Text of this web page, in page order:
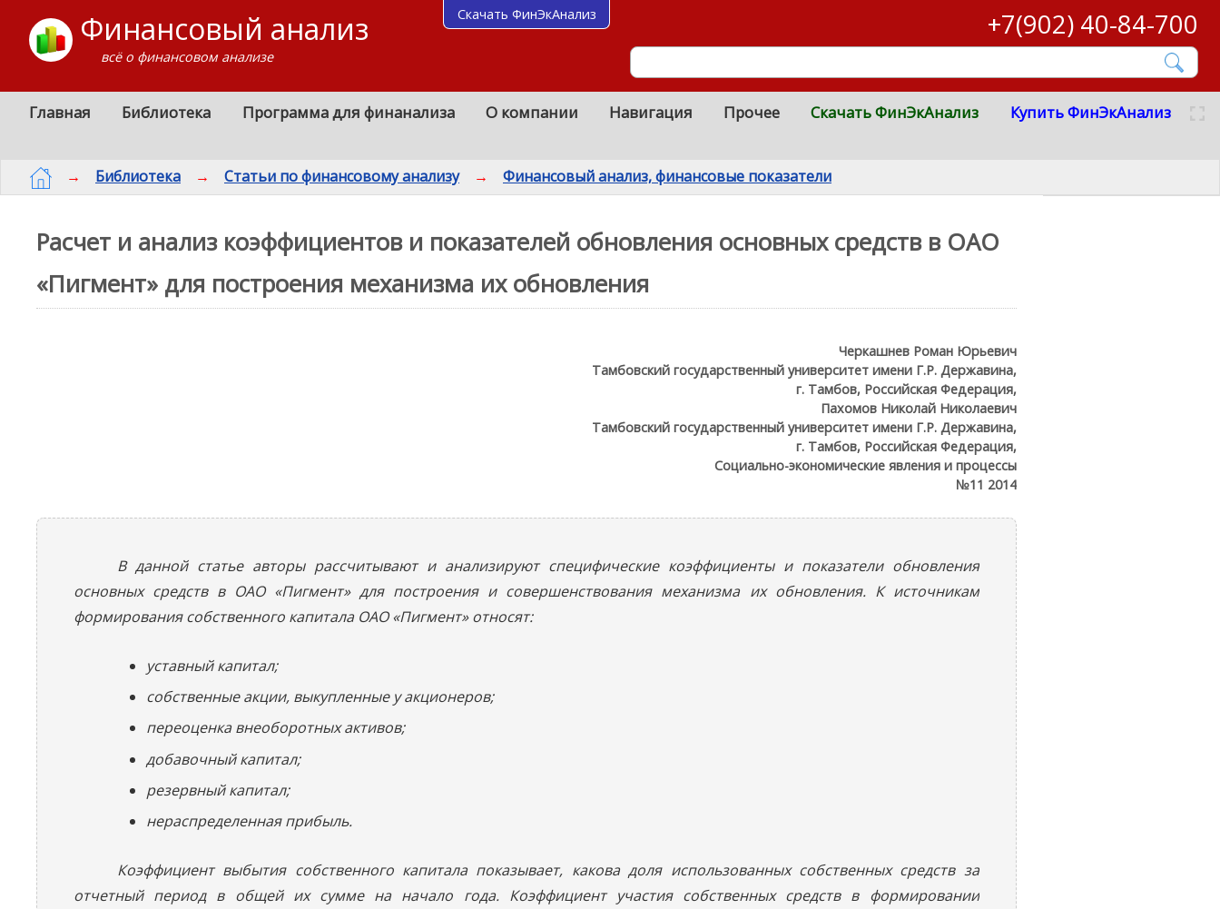
Финансовый анализ
всё о финансовом анализе
+7(902) 40-84-700
Главная Библиотека Программа для финанализа О компании Навигация Прочее Скачать ФинЭкАнализ Купить ФинЭкАнализ
→ Библиотека → Статьи по финансовому анализу → Финансовый анализ, финансовые показатели
Расчет и анализ коэффициентов и показателей обновления основных средств в ОАО
«Пигмент» для построения механизма их обновления
Черкашнев Роман Юрьевич
Тамбовский государственный университет имени Г.Р. Державина,
г. Тамбов, Российская Федерация,
Пахомов Николай Николаевич
Тамбовский государственный университет имени Г.Р. Державина,
г. Тамбов, Российская Федерация,
Социально-экономические явления и процессы
№11 2014
В данной статье авторы рассчитывают и анализируют специфические коэффициенты и показатели обновления
основных средств в ОАО «Пигмент» для построения и совершенствования механизма их обновления. К источникам
формирования собственного капитала ОАО «Пигмент» относят:
уставный капитал;
собственные акции, выкупленные у акционеров;
переоценка внеоборотных активов;
добавочный капитал;
резервный капитал;
нераспределенная прибыль.
Коэффициент выбытия собственного капитала показывает, какова доля использованных собственных средств за
отчетный период в общей их сумме на начало года. Коэффициент участия собственных средств в формировании
Скачать ФинЭкАнализ